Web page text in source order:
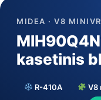
MIDEA · V8
kasetinis
R-410A
V8